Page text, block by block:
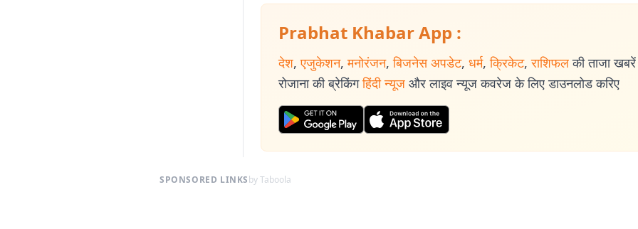
Prabhat Khabar App :
देश, एजुकेशन, मनोरंजन, बिजनेस अपडेट, धर्म, क्रिकेट, राशिफल की ताजा
रोजाना की ब्रेकिंग हिंदी न्यूज और लाइव न्यूज कवरेज के लिए डाउनलोड करिए
SPONSORED LINKSby Taboola